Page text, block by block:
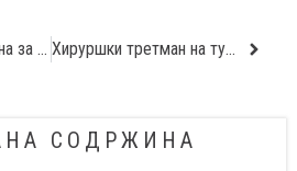
Сонцето прва причина за карцином на кожа Хируршки третман на тумори на простата
СОДРЖИНА